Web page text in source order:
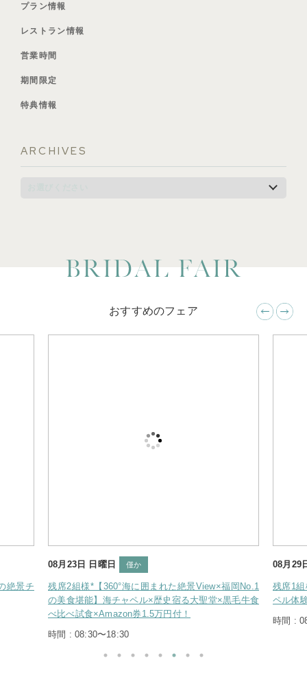
プラン情報
レストラン情報
営業時間
期間限定
特典情報
ARCHIVES
おすすめのフェア
絶景チ
08月23日 日曜日 僅か
残席2組様*【360°海に囲まれた絶景View×福岡No.1
の美食堪能】海チャペル×歴史宿る大聖堂×黒毛牛食
べ比べ試食×Amazon券1.5万円付！
時間 : 08:30〜18:30
08月29
残席1
ペル体
時間 :